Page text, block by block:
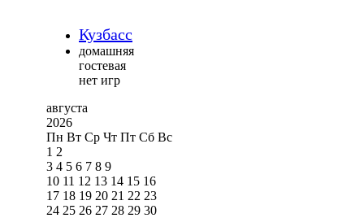
Кузбасс
домашняя
гостевая
нет игр
августа
2026
Пн Вт Ср Чт Пт Сб Вс
1 2
3 4 5 6 7 8 9
10 11 12 13 14 15 16
17 18 19 20 21 22 23
24 25 26 27 28 29 30